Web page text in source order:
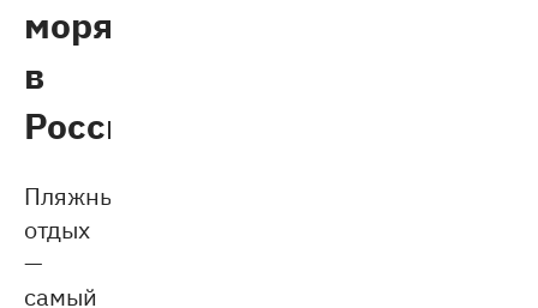
моря
в
России
Пляжный
отдых
—
самый